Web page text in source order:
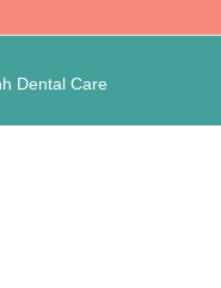
Dental Care